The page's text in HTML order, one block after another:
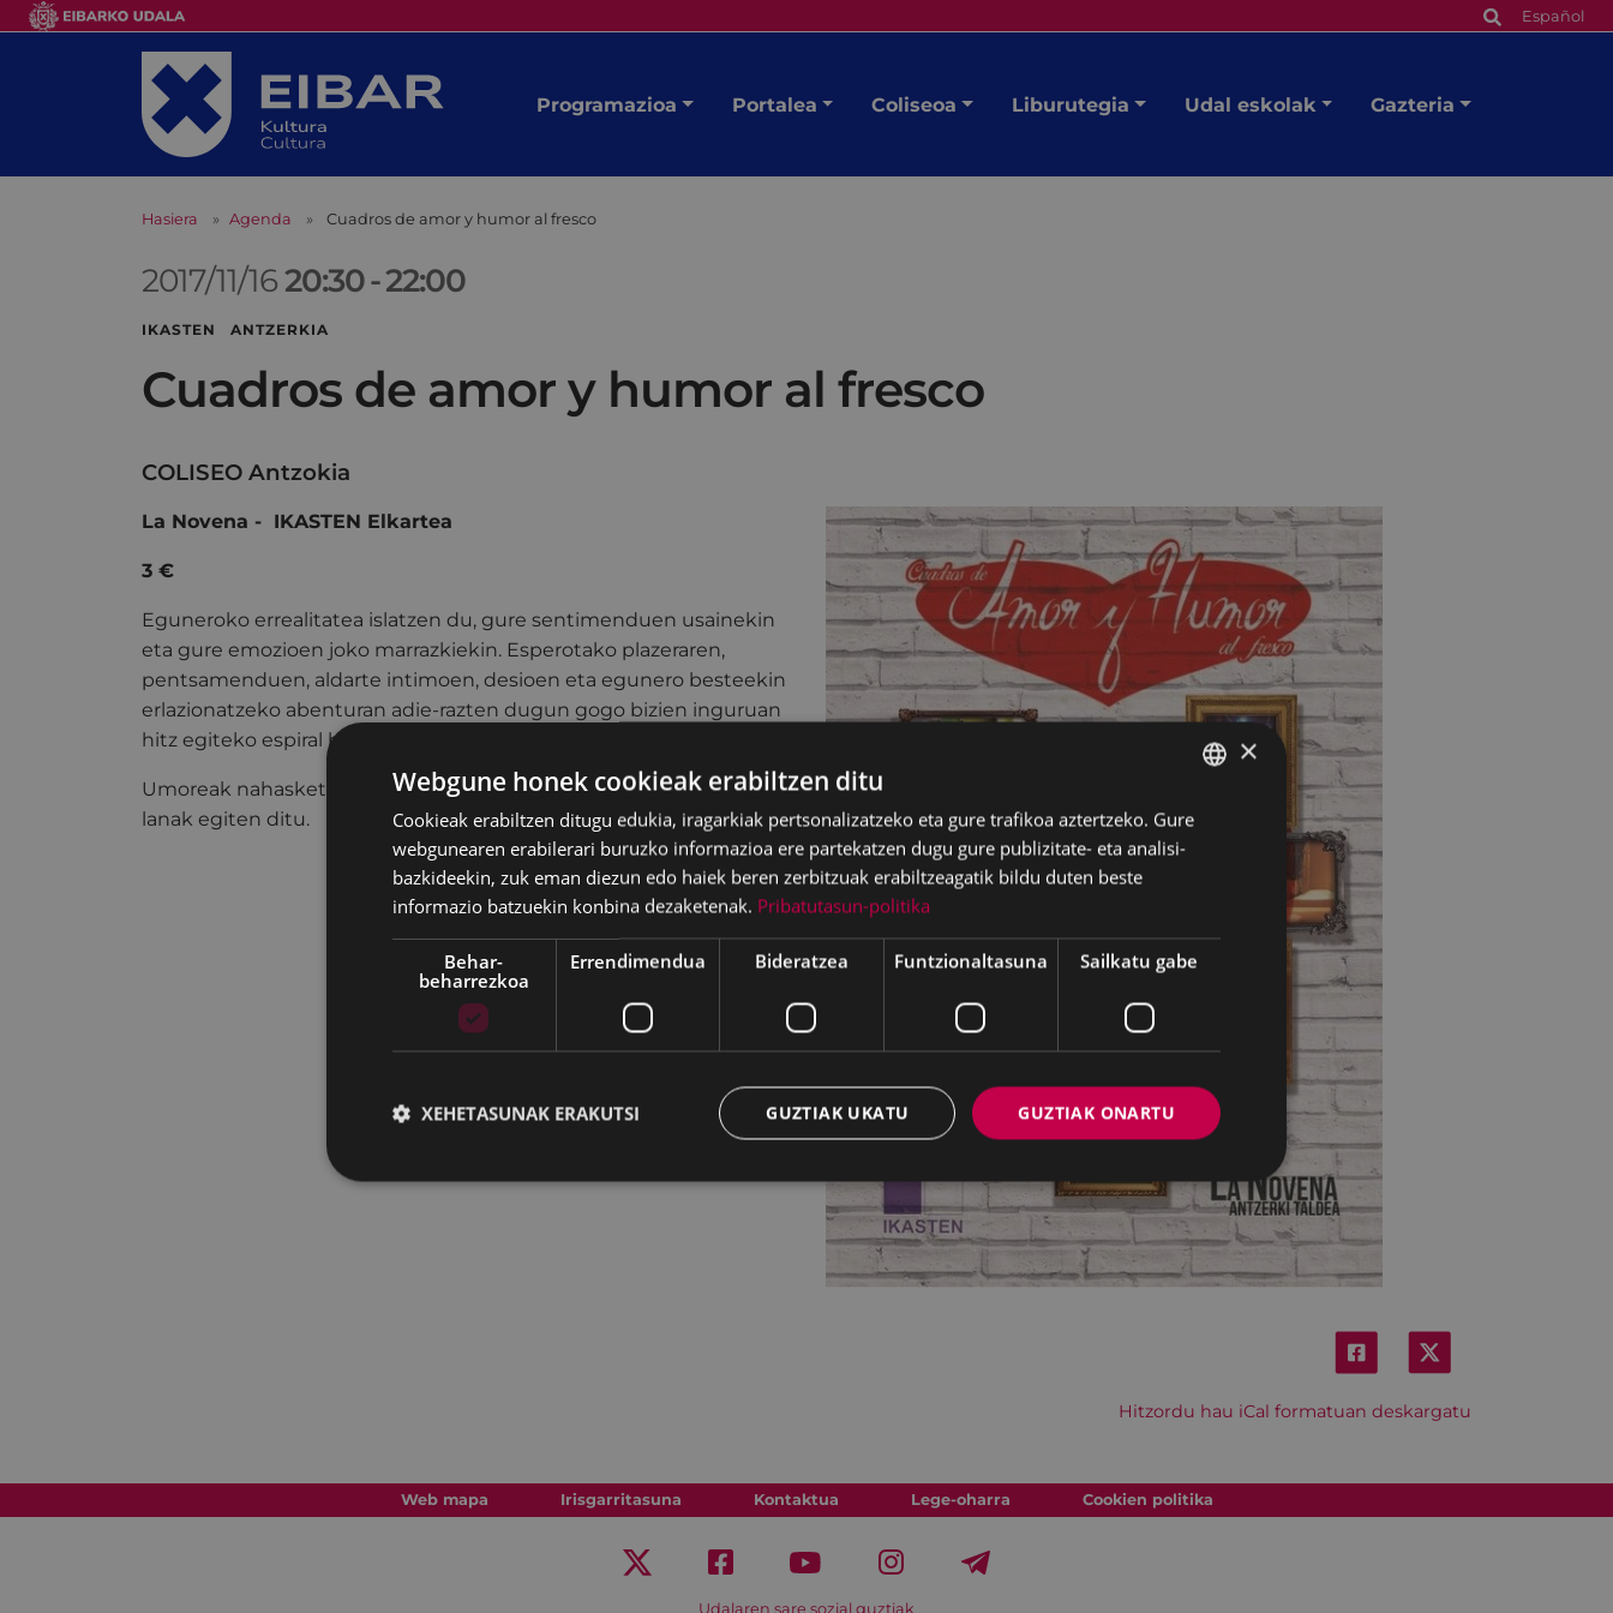
Español
Programazioa Portalea Coliseoa Liburutegia Udal eskolak Gazteria
Hasiera Agenda Cuadros de amor y humor al fresco
2017/11/1620:30-22:00
IKASTEN ANTZERKIA
Cuadros de amor y humor al fresco
COLISEO Antzokia
Hitzordu hau iCal formatuan deskargatu
La Novena - IKASTEN Elkartea
3 €
Eguneroko errealitatea islatzen du, gure sentimenduen usainekin
eta gure emozioen joko marrazkiekin. Esperotako plazeraren,
pentsamenduen, aldarte intimoen, desioen eta egunero besteekin
erlazionatzeko abenturan adie-razten dugun gogo bizien inguruan
hitz egiteko espiral batean gurutzatzen diren elkarrizketak.
Umoreak nahasketa, estilo bateratzaile eta komunikazio garraio
lanak egiten ditu.
Web mapa Irisgarritasuna Kontaktua Lege-oharra Cookien politika
Udalaren sare sozial guztiak
BASQUE
SPANISH
×
Webgune honek cookieak erabiltzen ditu
Cookieak erabiltzen ditugu edukia, iragarkiak pertsonalizatzeko eta gure trafikoa aztertzeko. Gure
webgunearen erabilerari buruzko informazioa ere partekatzen dugu gure publizitate- eta analisi-
bazkideekin, zuk eman diezun edo haiek beren zerbitzuak erabiltzeagatik bildu duten beste
informazio batzuekin konbina dezaketenak. Pribatutasun-politika
Behar-
beharrezkoa
Errendimendua Bideratzea Funtzionaltasuna Sailkatu gabe
GUZTIAK ONARTU
GUZTIAK UKATU
XEHETASUNAK ERAKUTSI